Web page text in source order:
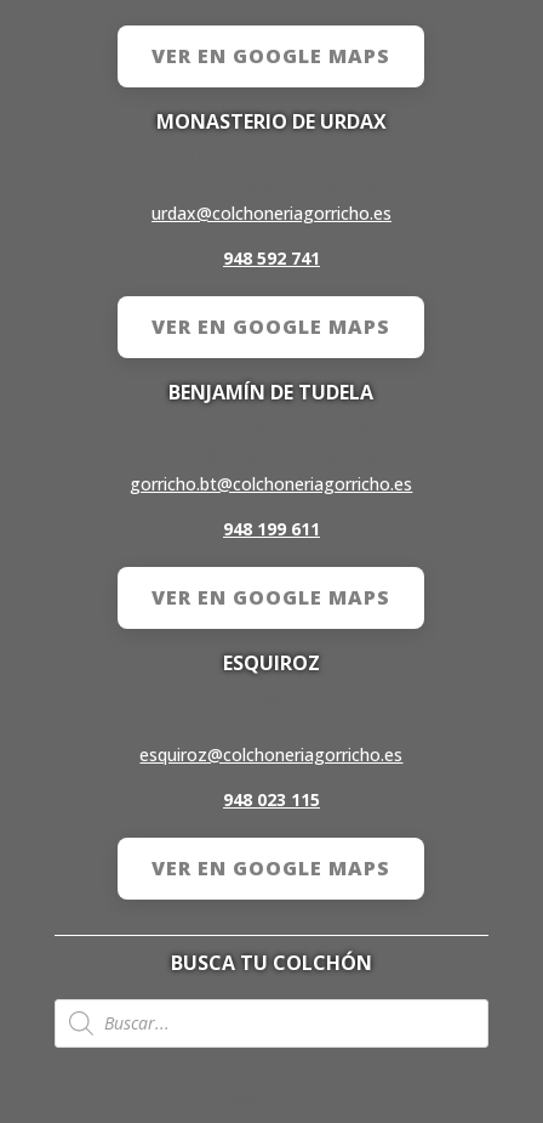
VER EN GOOGLE MAPS
MONASTERIO DE URDAX
urdax@colchoneriagorricho.es
948 592 741
VER EN GOOGLE MAPS
BENJAMÍN DE TUDELA
gorricho.bt@colchoneriagorricho.es
948 199 611
VER EN GOOGLE MAPS
ESQUIROZ
esquiroz@colchoneriagorricho.es
948 023 115
VER EN GOOGLE MAPS
BUSCA TU COLCHÓN
Búsqueda
de
productos